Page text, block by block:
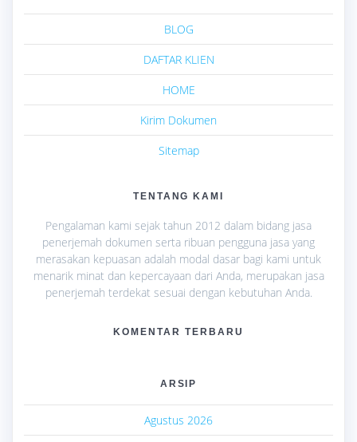
BLOG
DAFTAR KLIEN
HOME
Kirim Dokumen
Sitemap
TENTANG KAMI
Pengalaman kami sejak tahun 2012 dalam bidang jasa
penerjemah dokumen serta ribuan pengguna jasa yang
merasakan kepuasan adalah modal dasar bagi kami untuk
menarik minat dan kepercayaan dari Anda, merupakan jasa
penerjemah terdekat sesuai dengan kebutuhan Anda.
KOMENTAR TERBARU
ARSIP
Agustus 2026